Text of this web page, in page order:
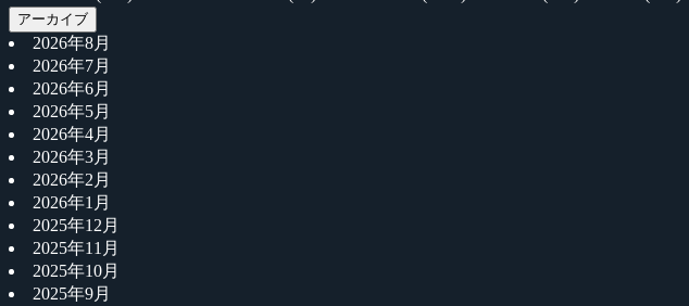
アーカイブ
2026年8月
2026年7月
2026年6月
2026年5月
2026年4月
2026年3月
2026年2月
2026年1月
2025年12月
2025年11月
2025年10月
2025年9月